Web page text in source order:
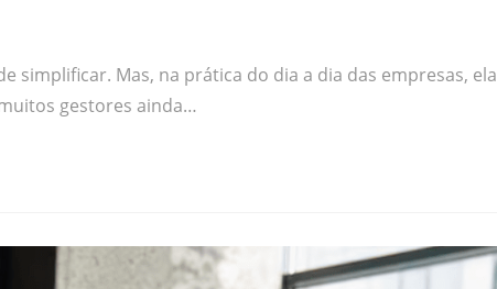
simplificar. Mas, na prática do dia a dia das empresas, ela
gestores ainda…